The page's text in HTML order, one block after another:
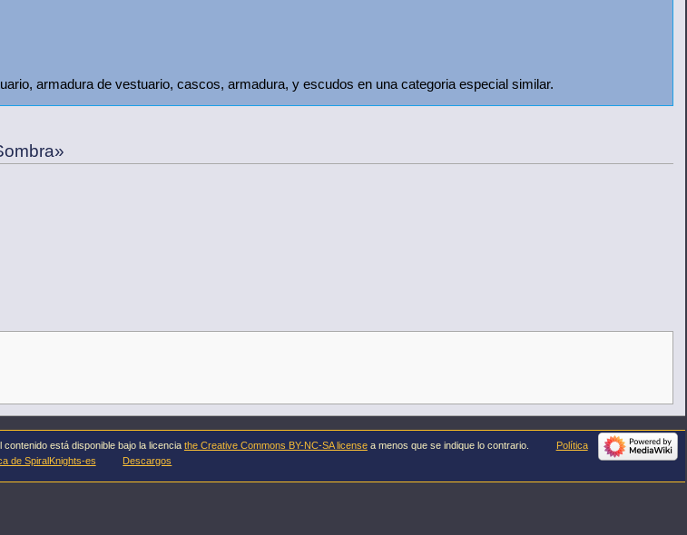
armadura de vestuario, cascos, armadura, y escudos en una categoria especial similar.
contenido está disponible bajo la licencia the Creative Commons BY-NC-SA licensea menos que se indique lo contrario.
Política
de SpiralKnights-es Descargos